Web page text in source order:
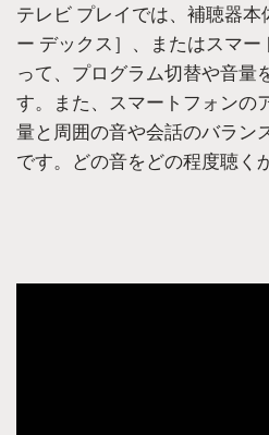
テレビ プレイでは、補聴器本
ー デックス］、またはスマ
って、プログラム切替や音量
す。また、スマートフォンの
量と周囲の音や会話のバラン
です。どの音をどの程度聴く